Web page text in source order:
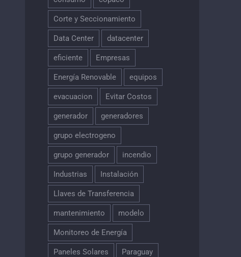
Corte y Seccionamiento
Data Center datacenter
eficiente Empresas
Energía Renovable equipos
evacuacion Evitar Costos
generador generadores
grupo electrogeno
grupo generador incendio
Industrias Instalación
Llaves de Transferencia
mantenimiento modelo
Monitoreo de Energía
Paneles Solares Paraguay